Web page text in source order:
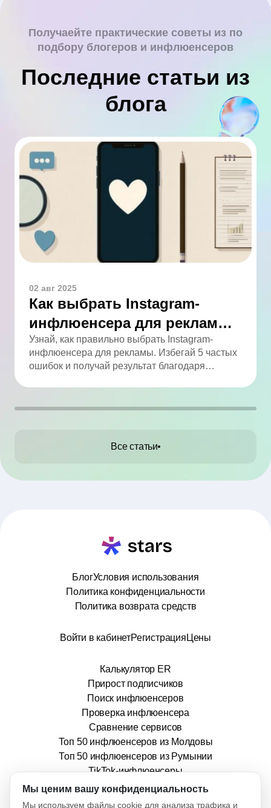
Получаейте практические советы из по
подбору блогеров и инфлюенсеров
Последние статьи из
блога
02 авг 2025
Как выбрать Instagram-
инфлюенсера для рекламы:
5 ошибок, которых легко
избежать
Узнай, как правильно выбрать Instagram-
инфлюенсера для рекламы. Избегай 5 частых
ошибок и получай результат благодаря
Все статьи
БлогУсловия использования
Политика конфиденциальности
Политика возврата средств
Войти в кабинетРегистрация Цены
Калькулятор ER
Прирост подписчиков
Поиск инфлюенсеров
Проверка инфлюенсера
Сравнение сервисов
Топ 50 инфлюенсеров из Молдовы
Топ 50 инфлюенсеров из Румынии
TikTok-инфлюенсеры
info@stars.md
Мы ценим вашу конфиденциальность
Мы используем файлы cookie для анализа трафика и